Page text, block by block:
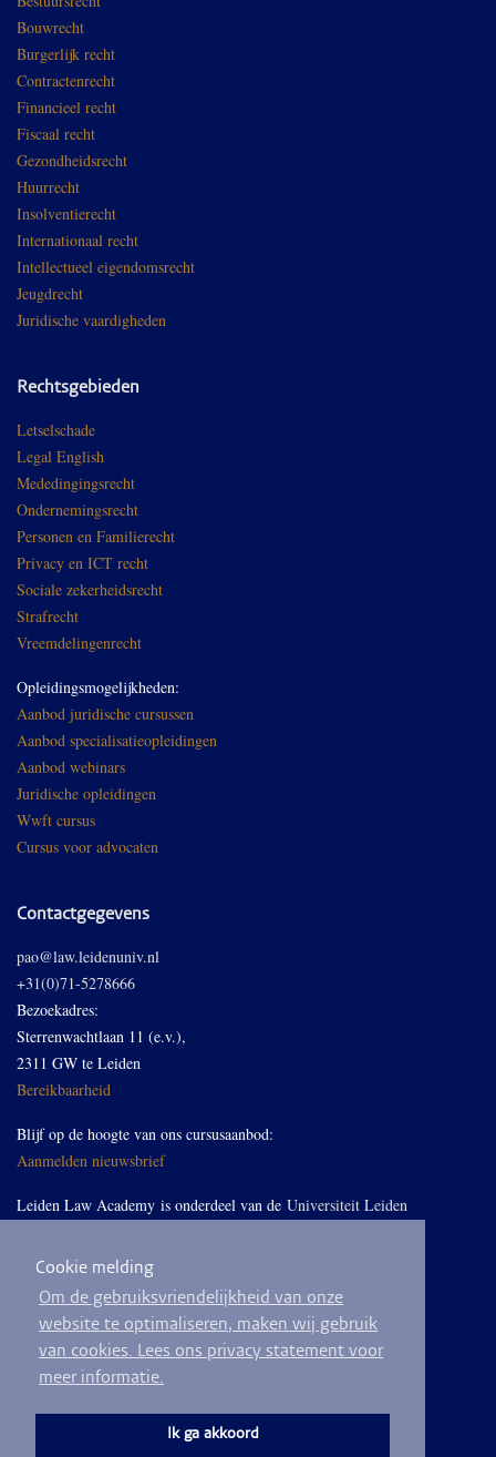
Cookie melding
Om de gebruiksvriendelijkheid van onze
website te optimaliseren, maken wij gebruik
van cookies. Lees ons privacy statement voor
meer informatie.
Ik ga akkoord
Bouwrecht
Burgerlijk recht
Contractenrecht
Financieel recht
Fiscaal recht
Gezondheidsrecht
Huurrecht
Insolventierecht
Internationaal recht
Intellectueel eigendomsrecht
Jeugdrecht
Juridische vaardigheden
Rechtsgebieden
Letselschade
Legal English
Mededingingsrecht
Ondernemingsrecht
Personen en Familierecht
Privacy en ICT recht
Sociale zekerheidsrecht
Strafrecht
Vreemdelingenrecht
Opleidingsmogelijkheden:
Aanbod juridische cursussen
Aanbod specialisatieopleidingen
Aanbod webinars
Juridische opleidingen
Wwft cursus
Cursus voor advocaten
Contactgegevens
pao@law.leidenuniv.nl
+31(0)71-5278666
Bezoekadres:
Sterrenwachtlaan 11 (e.v.),
2311 GW te Leiden
Bereikbaarheid
Blijf op de hoogte van ons cursusaanbod:
Aanmelden nieuwsbrief
Leiden Law Academy is onderdeel van de Universiteit Leiden
Volg ons op LinkedIn
© 2026
Privacyverklaring
Algemene voorwaarden
Sitemap